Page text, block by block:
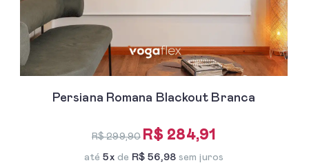
Persiana Romana Blackout Branca
R$ 299,90 R$ 284,91
até5xde R$ 56,98sem juros